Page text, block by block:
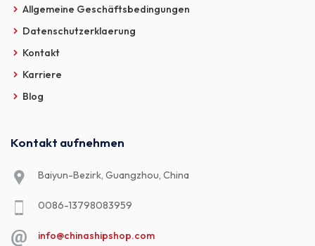
Allgemeine Geschäftsbedingungen
Datenschutzerklaerung
Kontakt
Karriere
Blog
Kontakt aufnehmen
Baiyun-Bezirk, Guangzhou, China
0086-13798083959
info@chinashipshop.com